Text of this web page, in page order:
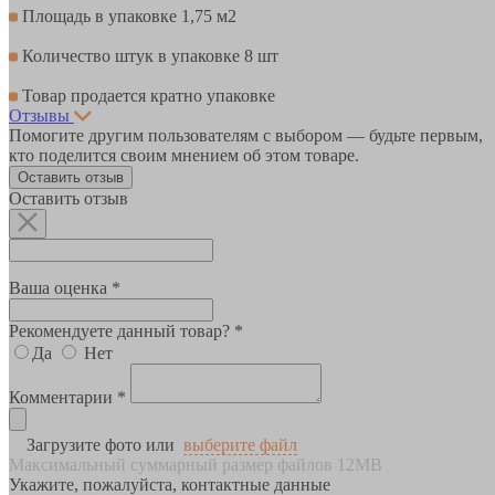
Площадь в упаковке 1,75 м2
Количество штук в упаковке 8 шт
Товар продается кратно упаковке
Отзывы
Помогите другим пользователям с выбором — будьте первым,
кто поделится своим мнением об этом товаре.
Оставить отзыв
Оставить отзыв
Ваша оценка *
Рекомендуете данный товар? *
Да
Нет
Комментарии *
Загрузите фото или выберите файл
Максимальный суммарный размер файлов 12MB
Укажите, пожалуйста, контактные данные